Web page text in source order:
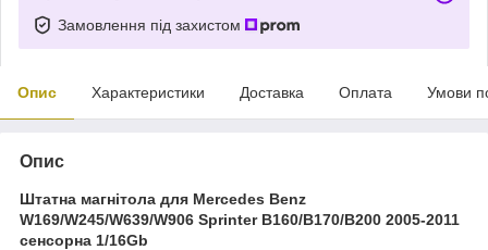
Замовлення під захистом
Опис Характеристики Доставка Оплата Умови
Опис
Штатна магнітола для Mercedes Benz
W169/W245/W639/W906 Sprinter B160/B170/B200 2005-2011
сенсорна 1/16Gb